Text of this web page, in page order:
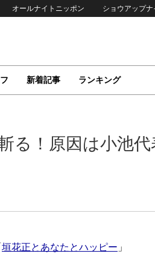
オールナイトニッポン ショウアップナ
新着記事 ランキング
る！原因は小池代
垣花正とあなたとハッピー 」